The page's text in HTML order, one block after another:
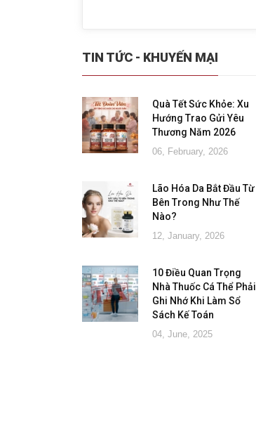
TIN TỨC - KHUYẾN MẠI
Quà Tết Sức Khỏe: Xu
Hướng Trao Gửi Yêu
Thương Năm 2026
06, February, 2026
Lão Hóa Da Bắt Đầu Từ
Bên Trong Như Thế
Nào?
12, January, 2026
10 Điều Quan Trọng
Nhà Thuốc Cá Thể Phải
Ghi Nhớ Khi Làm Sổ
Sách Kế Toán
04, June, 2025